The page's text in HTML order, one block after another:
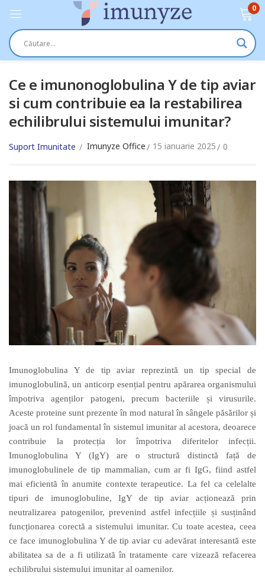
0
Ce e imunonoglobulina Y de tip aviar
si cum contribuie ea la restabilirea
echilibrului sistemului imunitar?
Suport Imunitate Imunyze Office 15 ianuarie 2025 0
Imunoglobulina Y de tip aviar reprezintă un tip special de
imunoglobulină, un anticorp esențial pentru apărarea organismului
împotriva agenților patogeni, precum bacteriile și virusurile.
Aceste proteine sunt prezente în mod natural în sângele păsărilor și
joacă un rol fundamental în sistemul imunitar al acestora, deoarece
contribuie la protecția lor împotriva diferitelor infecții.
Imunoglobulina Y (IgY) are o structură distinctă față de
imunoglobulinele de tip mammalian, cum ar fi IgG, fiind astfel
mai eficientă în anumite contexte terapeutice. La fel ca celelalte
tipuri de imunoglobuline, IgY de tip aviar acționează prin
neutralizarea patogenilor, prevenind astfel infecțiile și susținând
funcționarea corectă a sistemului imunitar. Cu toate acestea, ceea
ce face imunoglobulina Y de tip aviar cu adevărat interesantă este
abilitatea sa de a fi utilizată în tratamente care vizează refacerea
echilibrului sistemului imunitar al oamenilor.